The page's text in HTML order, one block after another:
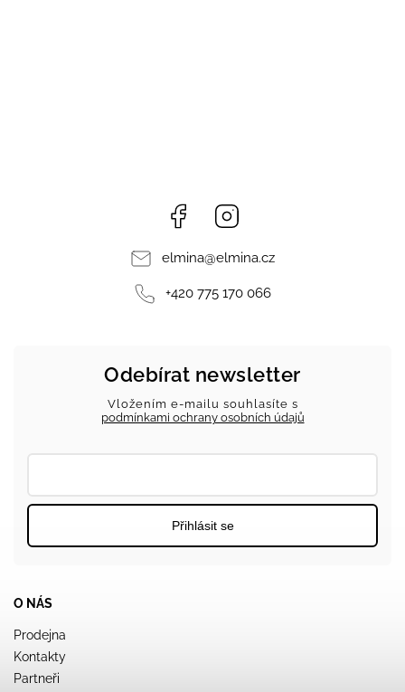
Facebook
elmina@elmina.cz
+420 775 170 066
O NÁS
Prodejna
Kontakty
Partneři
Odebírat newsletter
Vložením e-mailu souhlasíte s
podmínkami ochrany osobních údajů
Přihlásit se